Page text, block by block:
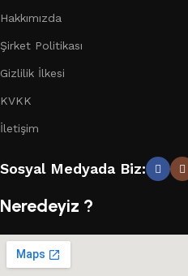
Hakkımızda
Şirket Politikası
Gizlilik İlkesi
KVKK
İletişim
Sosyal Medyada Biz:
Neredeyiz ?